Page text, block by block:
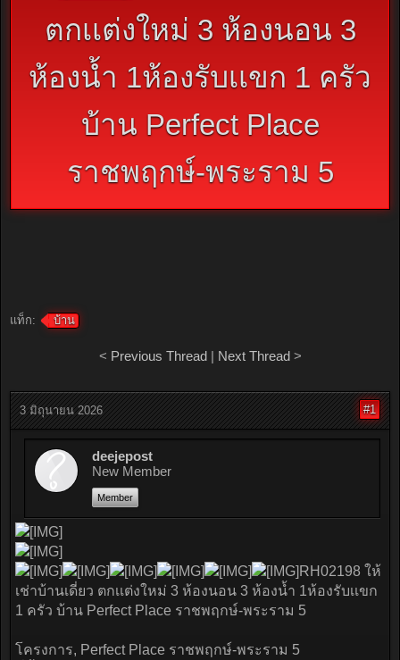
ตกเเต่งใหม่ 3 ห้องนอน 3
ห้องน้ำ 1ห้องรับเเขก 1 ครัว
บ้าน Perfect Place
ราชพฤกษ์-พระราม 5
แท็ก: บ้าน
< Previous Thread| Next Thread>
3 มิถุนายน 2026 #1
deejepost
New Member
Member
RH02198 ให้
เช่าบ้านเดี่ยว ตกเเต่งใหม่ 3 ห้องนอน 3 ห้องน้ำ 1ห้องรับเเขก
1 ครัว บ้าน Perfect Place ราชพฤกษ์-พระราม 5
โครงการ, Perfect Place ราชพฤกษ์-พระราม 5